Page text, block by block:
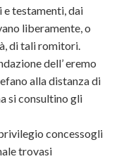
testamenti, dai
liberamente, o
di tali romitori.
dell’ eremo
alla distanza di
si consultino gli
concessogli
trovasi